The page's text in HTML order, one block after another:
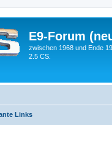
E9-Forum
zwischen 1968 und Ende
2.5 CS.
Links